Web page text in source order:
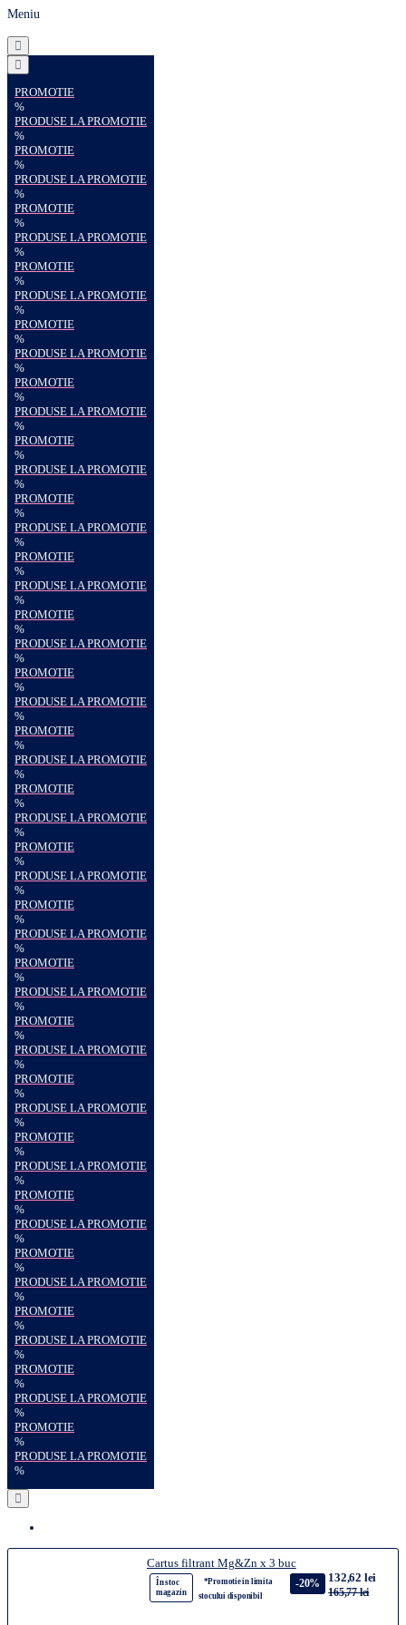
Meniu
PROMOTIE
%
PRODUSE LA PROMOTIE
%
PROMOTIE
%
PRODUSE LA PROMOTIE
%
PROMOTIE
%
PRODUSE LA PROMOTIE
%
PROMOTIE
%
PRODUSE LA PROMOTIE
%
PROMOTIE
%
PRODUSE LA PROMOTIE
%
PROMOTIE
%
PRODUSE LA PROMOTIE
%
PROMOTIE
%
PRODUSE LA PROMOTIE
%
PROMOTIE
%
PRODUSE LA PROMOTIE
%
PROMOTIE
%
PRODUSE LA PROMOTIE
%
PROMOTIE
%
PRODUSE LA PROMOTIE
%
PROMOTIE
%
PRODUSE LA PROMOTIE
%
PROMOTIE
%
PRODUSE LA PROMOTIE
%
PROMOTIE
%
PRODUSE LA PROMOTIE
%
PROMOTIE
%
PRODUSE LA PROMOTIE
%
PROMOTIE
%
PRODUSE LA PROMOTIE
%
PROMOTIE
%
PRODUSE LA PROMOTIE
%
PROMOTIE
%
PRODUSE LA PROMOTIE
%
PROMOTIE
%
PRODUSE LA PROMOTIE
%
PROMOTIE
%
PRODUSE LA PROMOTIE
%
PROMOTIE
%
PRODUSE LA PROMOTIE
%
PROMOTIE
%
PRODUSE LA PROMOTIE
%
PROMOTIE
%
PRODUSE LA PROMOTIE
%
PROMOTIE
%
PRODUSE LA PROMOTIE
%
PROMOTIE
%
PRODUSE LA PROMOTIE
%
Cartus filtrant Mg&Zn x 3 buc
În stoc
magazin
*Promotie in limita
stocului disponibil
-20% 132,62 lei
165,77 lei